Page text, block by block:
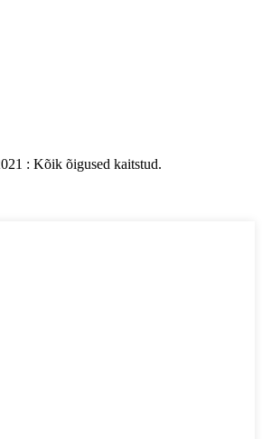
: Kõik õigused kaitstud.